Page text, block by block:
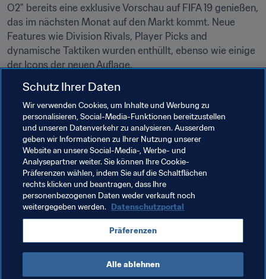
O2" bereits eine exklusive Vorschau auf FIFA 19 genießen,
das im nächsten Monat auf den Markt kommt. Neue
Features wie Division Rivals, Player Picks and
dynamische Taktiken wurden enthüllt, ebenso wie einige
der Icons der neuen Auflage.
10. eSports weiter im Aufwind
Das FIFA-Gaming hat in den letzten Jahren eine enorme
Entwicklung erlebt, die sich auch weiterhin fortsetzt, was
durch Live-Übertragung in vier Sprachen, erhöhte
Preisgelder und Rekord-Zuschauerzahlen eindrucksvoll
belegt wird. Mehr als 20 Millionen Gamer nahmen an der
Qualifikation für den FIFA eWorld Cup teil. Beim Grand
Final im Londoner "The O2" – einem der bekanntesten
Musik- und Veranstaltungsorte der Welt – war eine
riesige Zuschauermenge zugegen, die die Action live
Schutz Ihrer Daten
Wir verwenden Cookies, um Inhalte und Werbung zu
personalisieren, Social-Media-Funktionen bereitzustellen
und unseren Datenverkehr zu analysieren. Ausserdem
geben wir Informationen zu Ihrer Nutzung unserer
Website an unsere Social-Media-, Werbe- und
Analysepartner weiter. Sie können Ihre Cookie-
Präferenzen wählen, indem Sie auf die Schaltflächen
rechts klicken und beantragen, dass Ihre
personenbezogenen Daten weder verkauft noch
weitergegeben werden. Datenschutzportal
Präferenzen
Alle ablehnen